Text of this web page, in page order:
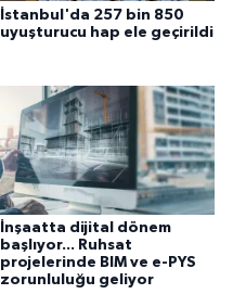
İstanbul'da 257 bin 850
uyuşturucu hap ele geçirildi
İnşaatta dijital dönem
başlıyor... Ruhsat
projelerinde BIM ve e-PYS
zorunluluğu geliyor